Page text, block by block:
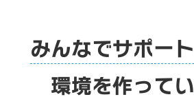
みんなでサポー
環境を作って